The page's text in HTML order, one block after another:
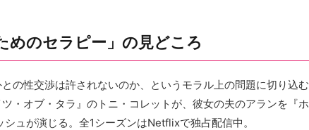
めのセラピー」の見どころ
の性交渉は許されないのか、というモラル上の問題に切り込む
・オブ・タラ』のトニ・コレットが、彼女の夫のアランを『ホ
ュが演じる。全1シーズンはNetflixで独占配信中。